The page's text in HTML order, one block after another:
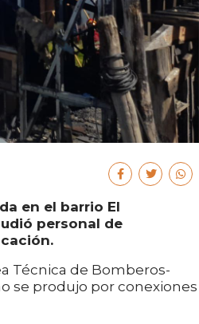
en el barrio El
personal de
Técnica de Bomberos-
se produjo por conexiones